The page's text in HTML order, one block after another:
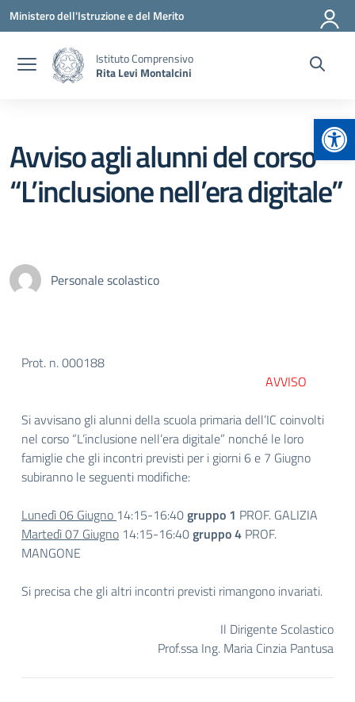
Vai ai contenuti
Vai al menu di navigazione
Vai al footer
Ministero dell'Istruzione e del Merito
Istituto Comprensivo
Rita Levi Montalcini
Avviso agli alunni del corso
“L’inclusione nell’era digitale”
Personale scolastico
Prot. n. 000188
AVVISO
Si avvisano gli alunni della scuola primaria dell’IC coinvolti
nel corso “L’inclusione nell’era digitale” nonché le loro
famiglie che gli incontri previsti per i giorni 6 e 7 Giugno
subiranno le seguenti modifiche:
Lunedì 06 Giugno 14:15-16:40gruppo 1 PROF. GALIZIA
Martedì 07 Giugno 14:15-16:40gruppo 4 PROF.
MANGONE
Si precisa che gli altri incontri previsti rimangono invariati.
Il Dirigente Scolastico
Prof.ssa Ing. Maria Cinzia Pantusa